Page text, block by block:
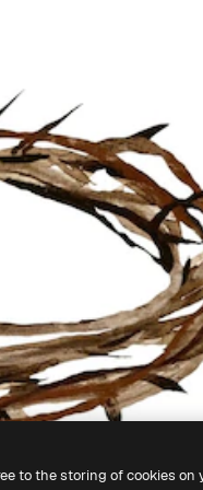
to the storing of cookies